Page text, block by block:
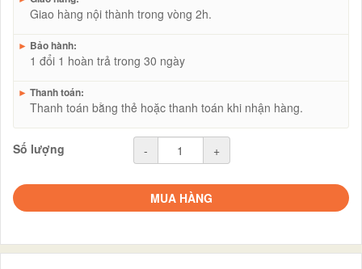
Giao hàng nội thành trong vòng 2h.
► Bảo hành:
1 đổi 1 hoàn trả trong 30 ngày
► Thanh toán:
Thanh toán bằng thẻ hoặc thanh toán khi nhận hàng.
Số lượng - +
MUA HÀNG